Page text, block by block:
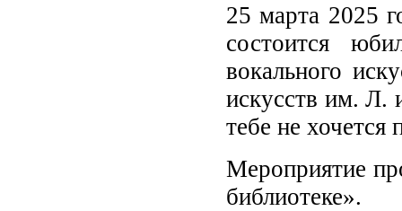
25 марта 2025
состоится
вокального
искусств им. Л.
тебе не хочется
Мероприятие
библиотеке».